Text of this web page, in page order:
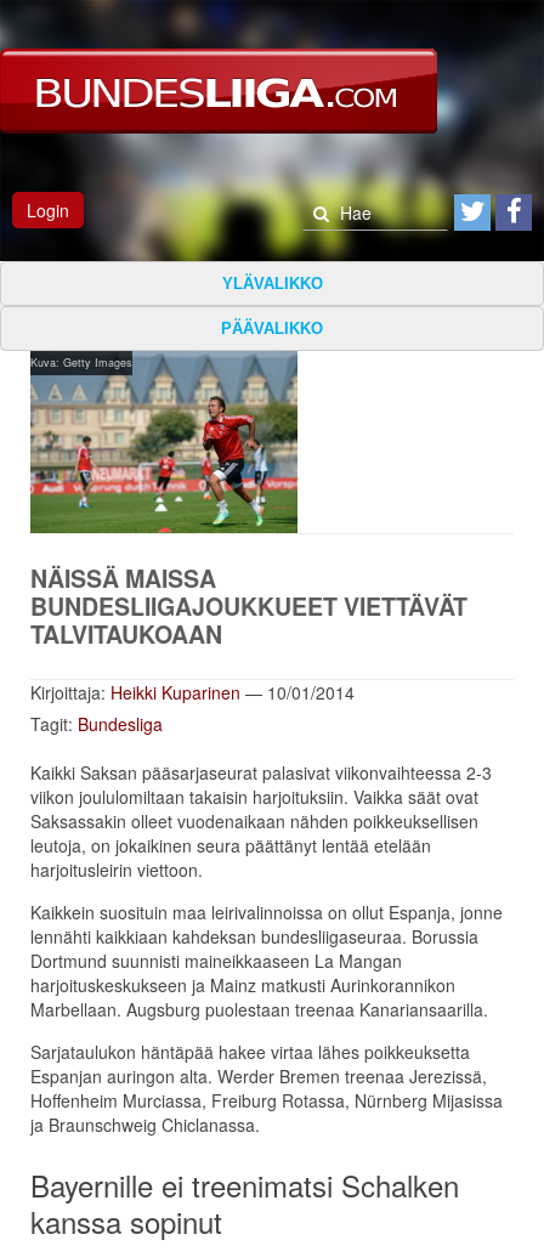
Login
YLÄVALIKKO
PÄÄVALIKKO
Kuva: Getty Images
NÄISSÄ MAISSA
BUNDESLIIGAJOUKKUEET VIETTÄVÄT
TALVITAUKOAAN
Kirjoittaja: Heikki Kuparinen — 10/01/2014
Tagit: Bundesliga
Kaikki Saksan pääsarjaseurat palasivat viikonvaihteessa 2-3
viikon joululomiltaan takaisin harjoituksiin. Vaikka säät ovat
Saksassakin olleet vuodenaikaan nähden poikkeuksellisen
leutoja, on jokaikinen seura päättänyt lentää etelään
harjoitusleirin viettoon.
Kaikkein suosituin maa leirivalinnoissa on ollut Espanja, jonne
lennähti kaikkiaan kahdeksan bundesliigaseuraa. Borussia
Dortmund suunnisti maineikkaaseen La Mangan
harjoituskeskukseen ja Mainz matkusti Aurinkorannikon
Marbellaan. Augsburg puolestaan treenaa Kanariansaarilla.
Sarjataulukon häntäpää hakee virtaa lähes poikkeuksetta
Espanjan auringon alta. Werder Bremen treenaa Jerezissä,
Hoffenheim Murciassa, Freiburg Rotassa, Nürnberg Mijasissa
ja Braunschweig Chiclanassa.
Bayernille ei treenimatsi Schalken
kanssa sopinut